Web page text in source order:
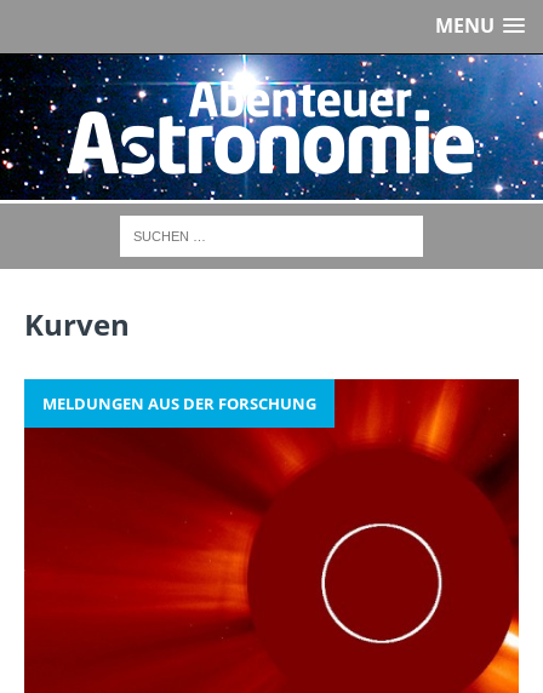
MENU
Kurven
MELDUNGEN AUS DER FORSCHUNG